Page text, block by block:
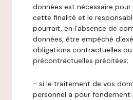
données est nécessaire
cette finalité et le
pourrait, en l’absence de
données, être empêché
obligations contractuelles ou
précontractuelles précitées;
- si le traitement de vos
personnel a pour fondement